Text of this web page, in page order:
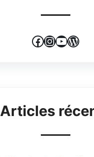
Facebook
Instagram
Articles